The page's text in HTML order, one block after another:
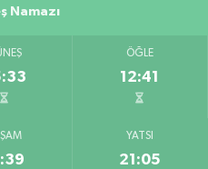
Namazı
ÖĞLE
12:41
YATSI
21:05